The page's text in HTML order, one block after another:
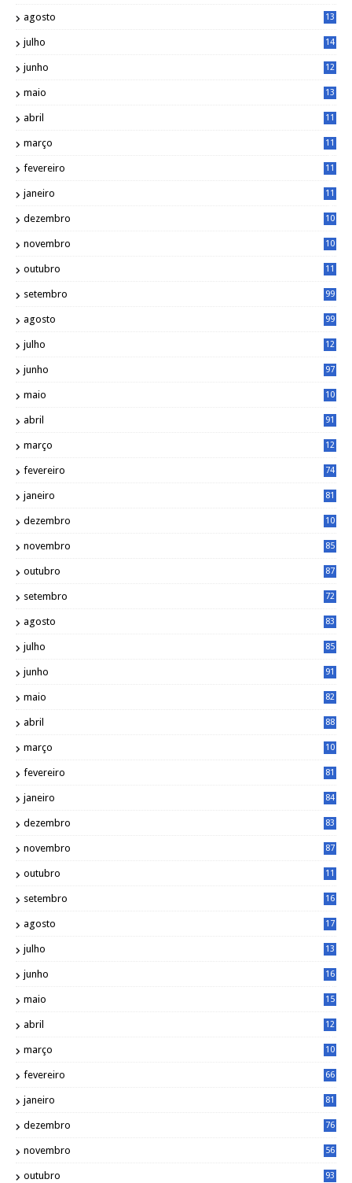
agosto
13
julho
14
junho
12
maio
13
abril
11
março
11
fevereiro
11
janeiro
11
dezembro
10
novembro
10
outubro
11
setembro 99
agosto 99
julho
12
junho 97
maio
10
abril 91
março
12
fevereiro 74
janeiro 81
dezembro
10
novembro 85
outubro 87
setembro 72
agosto 83
julho 85
junho 91
maio 82
abril 88
março
10
fevereiro 81
janeiro 84
dezembro 83
novembro 87
outubro
11
setembro
16
agosto
17
julho
13
junho
16
maio
15
abril
12
março
10
fevereiro 66
janeiro 81
dezembro 76
novembro 56
outubro 93